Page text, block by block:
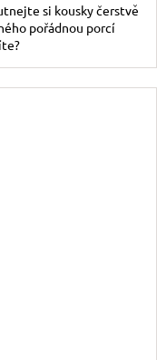
si kousky čerstvě
pořádnou porcí